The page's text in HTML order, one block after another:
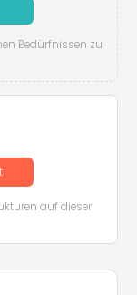
Bedürfnissen zu
auf dieser